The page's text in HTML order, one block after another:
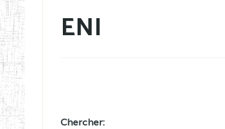
ENI
Chercher: